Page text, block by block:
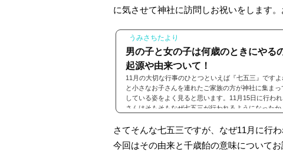
に気させて神社に訪問しお祝いをします
うみさちたより
男の子と女の子は何歳のときにやる
起源や由来ついて！
11月の大切な行事のひとつといえば『七五三』です
と小さなお子さんを連れたご家族の方が神社に集まっ
している姿をよく見ると思います。11月15日に行わ
さんはそもそもなぜ七五三が行われるようになったか...
さてそんな七五三ですが、なぜ11月に行
今回はその由来と千歳飴の意味についてお